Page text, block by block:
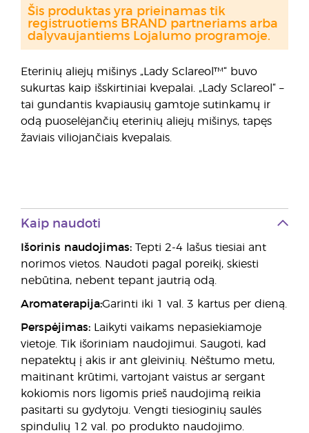
Eterinių aliejų mišinys „Lady Sclareol™“ buvo
sukurtas kaip išskirtiniai kvepalai. „Lady Sclareol“ –
tai gundantis kvapiausių gamtoje sutinkamų ir
odą puoselėjančių eterinių aliejų mišinys, tapęs
žaviais viliojančiais kvepalais.
Šis produktas yra prieinamas tik
registruotiems BRAND partneriams arba
dalyvaujantiems Lojalumo programoje.
Kaip naudoti
Išorinis naudojimas: Tepti 2-4 lašus tiesiai ant
norimos vietos. Naudoti pagal poreikį, skiesti
nebūtina, nebent tepant jautrią odą.
Aromaterapija:Garinti iki 1 val. 3 kartus per dieną.
Perspėjimas: Laikyti vaikams nepasiekiamoje
vietoje. Tik išoriniam naudojimui. Saugoti, kad
nepatektų į akis ir ant gleivinių. Nėštumo metu,
maitinant krūtimi, vartojant vaistus ar sergant
kokiomis nors ligomis prieš naudojimą reikia
pasitarti su gydytoju. Vengti tiesioginių saulės
spindulių 12 val. po produkto naudojimo.